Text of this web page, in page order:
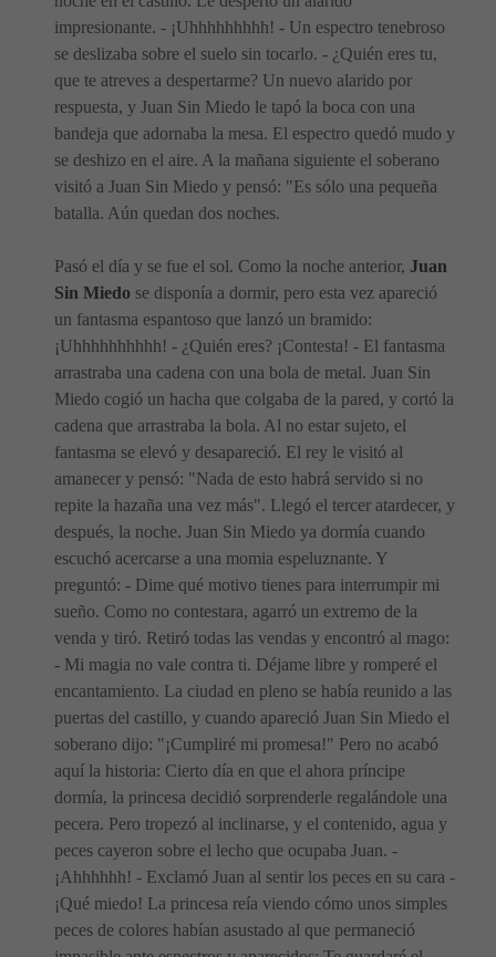
impresionante. - ¡Uhhhhhhhhh! - Un espectro tenebroso
se deslizaba sobre el suelo sin tocarlo. - ¿Quién eres tu,
que te atreves a despertarme? Un nuevo alarido por
respuesta, y Juan Sin Miedo le tapó la boca con una
bandeja que adornaba la mesa. El espectro quedó mudo y
se deshizo en el aire. A la mañana siguiente el soberano
visitó a Juan Sin Miedo y pensó: "Es sólo una pequeña
batalla. Aún quedan dos noches.
Pasó el día y se fue el sol. Como la noche anterior, Juan
Sin Miedo se disponía a dormir, pero esta vez apareció
un fantasma espantoso que lanzó un bramido:
¡Uhhhhhhhhhh! - ¿Quién eres? ¡Contesta! - El fantasma
arrastraba una cadena con una bola de metal. Juan Sin
Miedo cogió un hacha que colgaba de la pared, y cortó la
cadena que arrastraba la bola. Al no estar sujeto, el
fantasma se elevó y desapareció. El rey le visitó al
amanecer y pensó: "Nada de esto habrá servido si no
repite la hazaña una vez más". Llegó el tercer atardecer, y
después, la noche. Juan Sin Miedo ya dormía cuando
escuchó acercarse a una momia espeluznante. Y
preguntó: - Dime qué motivo tienes para interrumpir mi
sueño. Como no contestara, agarró un extremo de la
venda y tiró. Retiró todas las vendas y encontró al mago:
- Mi magia no vale contra ti. Déjame libre y romperé el
encantamiento. La ciudad en pleno se había reunido a las
puertas del castillo, y cuando apareció Juan Sin Miedo el
soberano dijo: "¡Cumpliré mi promesa!" Pero no acabó
aquí la historia: Cierto día en que el ahora príncipe
dormía, la princesa decidió sorprenderle regalándole una
pecera. Pero tropezó al inclinarse, y el contenido, agua y
peces cayeron sobre el lecho que ocupaba Juan. -
¡Ahhhhhh! - Exclamó Juan al sentir los peces en su cara -
¡Qué miedo! La princesa reía viendo cómo unos simples
peces de colores habían asustado al que permaneció